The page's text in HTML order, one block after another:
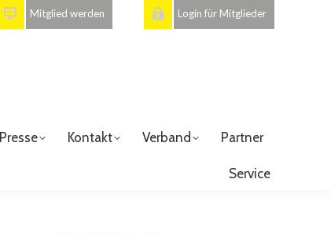
Mitglied werden Login für Mitglieder
Presse Kontakt Verband Partner
Service